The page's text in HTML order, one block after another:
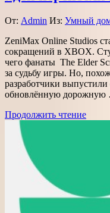
От: Admin Из: Умный дом
ZeniMax Online Studios
сокращений в XBOX.
чего фанаты The Elder
за судьбу игры. Но,
разработчики
обновлённую
Продолжить чтение